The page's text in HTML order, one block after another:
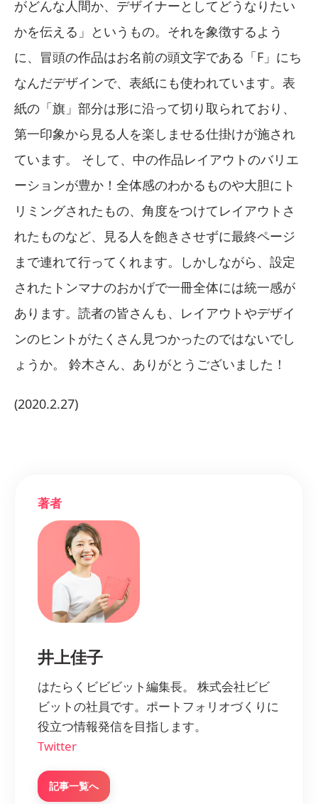
がどんな人間か、デザイナーとしてどうなりたい
かを伝える」というもの。それを象徴するよう
に、冒頭の作品はお名前の頭文字である「F」にち
なんだデザインで、表紙にも使われています。表
紙の「旗」部分は形に沿って切り取られており、
第一印象から見る人を楽しませる仕掛けが施され
ています。 そして、中の作品レイアウトのバリエ
ーションが豊か！全体感のわかるものや大胆にト
リミングされたもの、角度をつけてレイアウトさ
れたものなど、見る人を飽きさせずに最終ページ
まで連れて行ってくれます。しかしながら、設定
されたトンマナのおかげで一冊全体には統一感が
あります。読者の皆さんも、レイアウトやデザイ
ンのヒントがたくさん見つかったのではないでし
ょうか。 鈴木さん、ありがとうございました！
(2020.2.27)
著者
井上佳子
はたらくビビビット編集長。 株式会社ビビ
ビットの社員です。ポートフォリオづくりに
役立つ情報発信を目指します。
Twitter
記事一覧へ